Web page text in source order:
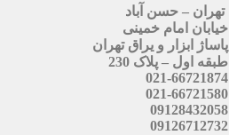
تهران – حسن آباد
خیابان امام خمینی
پاساژ ابزار و یراق تهران
طبقه اول – پلاک 230
021-66721874
021-66721580
09128432058
09126712732